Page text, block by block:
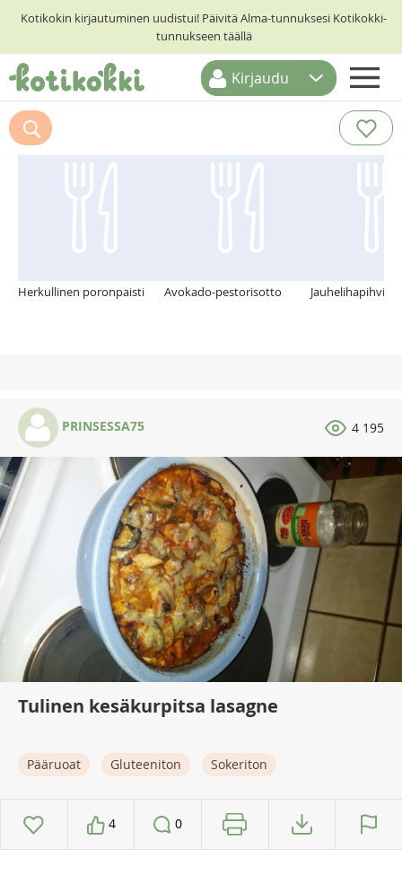
Kotikokin kirjautuminen uudistui! Päivitä Alma-tunnuksesi Kotikokki-
tunnukseen täällä
ETUSIVU
RESEPTIHAKU
Kirjaudu
Suosittelemme myös
Herkullinen poronpaisti Avokado-pestorisotto Jauhelihapihvit
PRINSESSA75 4 195
Tulinen kesäkurpitsa lasagne
Pääruoat Gluteeniton Sokeriton
4 0